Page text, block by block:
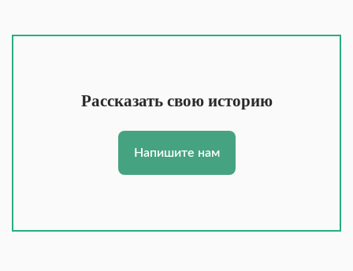
Рассказать свою историю
Напишите нам